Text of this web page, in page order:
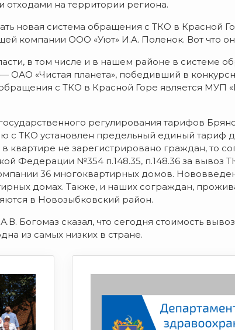
на территории региона.
новая система обращения с ТКО в Красной
компании ООО «Уют» И.А. Поленок. Вот что
в том числе и в нашем районе в системе
ОАО «Чистая планета», победивший в
с ТКО в Красной Горе является МУП
регулирования тарифов
с ТКО установлен предельный единый тариф
квартире не зарегистрировано граждан, то
Федерации №354 п.148.35, п.148.36 за вывоз
36 многоквартирных домов.
домах. Также, и наших сограждан,
в Новозыбковский район.
Богомаз сказал, что сегодня стоимость
из самых низких в стране.